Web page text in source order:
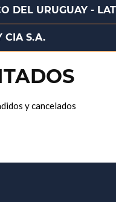
DEL URUGUAY -
CIA S.A.
y cancelados